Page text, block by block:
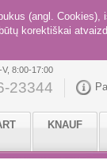
(angl.
korektiškai
V, 8:00-17:00
23344
KNAUF